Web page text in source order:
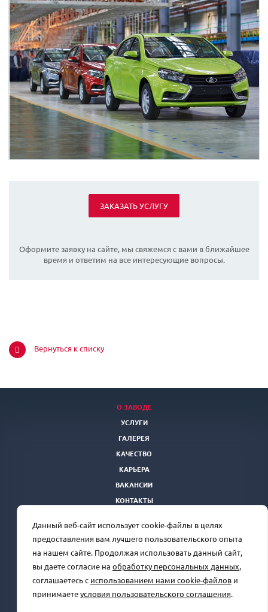
ЗАКАЗАТЬ УСЛУГУ
Оформите заявку на сайте, мы свяжемся с вами в ближайшее
время и ответим на все интересующие вопросы.
Вернуться к списку
О ЗАВОДЕ
УСЛУГИ
ГАЛЕРЕЯ
КАЧЕСТВО
КАРЬЕРА
ВАКАНСИИ
КОНТАКТЫ
Отдел продаж+7(863) 250-39-24 rprz@oaorsm.ru
Сделано в
Данный веб-сайт использует cookie-файлы в целях
предоставления вам лучшего пользовательского опыта
на нашем сайте. Продолжая использовать данный сайт,
вы даете согласие на обработку персональных данных,
соглашаетесь с использованием нами cookie-файлови
принимаетеусловия пользовательского соглашения.